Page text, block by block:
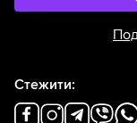
Стежити: